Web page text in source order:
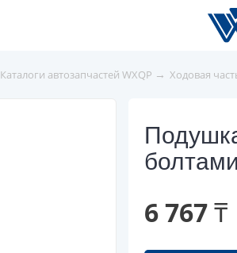
Каталоги автозапчастей WXQP → Ходовая
6 767 ₸